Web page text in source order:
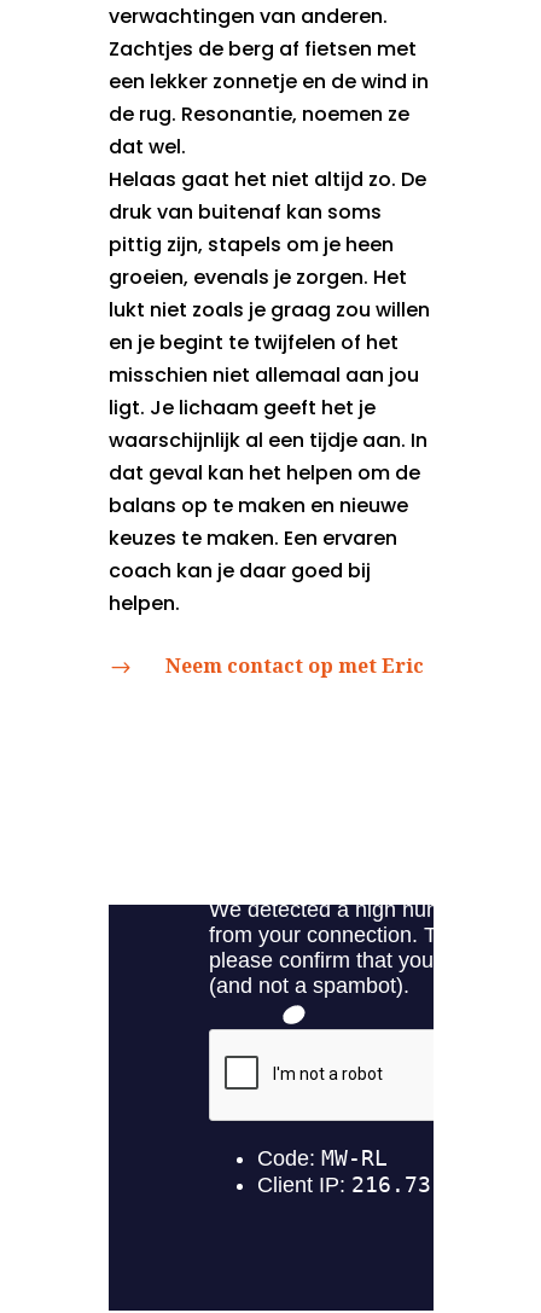
verwachtingen van anderen.
Zachtjes de berg af fietsen met
een lekker zonnetje en de wind in
de rug. Resonantie, noemen ze
dat wel.
Helaas gaat het niet altijd zo. De
druk van buitenaf kan soms
pittig zijn, stapels om je heen
groeien, evenals je zorgen. Het
lukt niet zoals je graag zou willen
en je begint te twijfelen of het
misschien niet allemaal aan jou
ligt. Je lichaam geeft het je
waarschijnlijk al een tijdje aan. In
dat geval kan het helpen om de
balans op te maken en nieuwe
keuzes te maken. Een ervaren
coach kan je daar goed bij
helpen.
$ Neem contact op met Eric